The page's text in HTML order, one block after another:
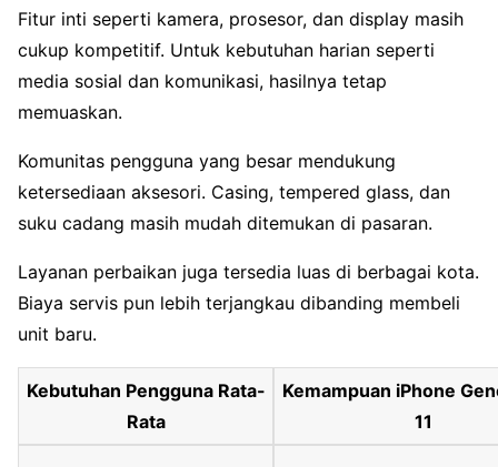
Fitur inti seperti kamera, prosesor, dan display masih
cukup kompetitif. Untuk kebutuhan harian seperti
media sosial dan komunikasi, hasilnya tetap
memuaskan.
Komunitas pengguna yang besar mendukung
ketersediaan aksesori. Casing, tempered glass, dan
suku cadang masih mudah ditemukan di pasaran.
Layanan perbaikan juga tersedia luas di berbagai kota.
Biaya servis pun lebih terjangkau dibanding membeli
unit baru.
Kebutuhan Pengguna Rata-
Rata
Kemampuan iPhone
11